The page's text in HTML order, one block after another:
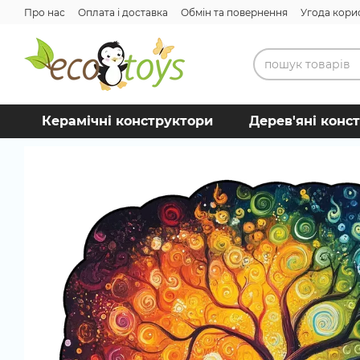
Перейти до основного контенту
Про нас Оплата і доставка Обмін та повернення Угода
Керамічні конструктори Дерев'яні